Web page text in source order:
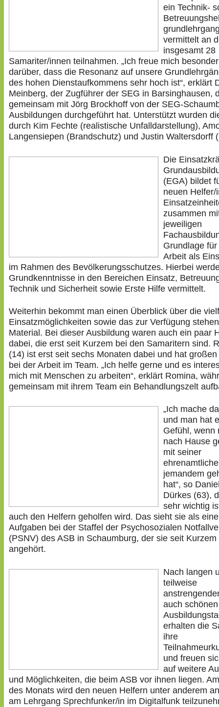
ein Technik-
vermittelt an
insgesamt 28
Samariter/innen teilnahmen. „Ich freue mich
darüber, dass die Resonanz auf unsere
des hohen Dienstaufkommens sehr hoch ist“, erklärt
Meinberg, der Zugführer der SEG in Barsinghausen,
gemeinsam mit Jörg Brockhoff von der SEG-
Ausbildungen durchgeführt hat. Unterstützt wurden
durch Kim Fechte (realistische Unfalldarstellung),
Langensiepen (Brandschutz) und Justin Waltersdorff
Die
(EGA) bildet
neuen Helfer/
zusammen
jeweiligen
Grundlage für
Arbeit als
im Rahmen des Bevölkerungsschutzes. Hierbei
Grundkenntnisse in den Bereichen Einsatz,
Technik und Sicherheit sowie Erste Hilfe vermittelt.
Weiterhin bekommt man einen Überblick über die
Einsatzmöglichkeiten sowie das zur Verfügung
Material. Bei dieser Ausbildung waren auch ein paar
dabei, die erst seit Kurzem bei den Samaritern sind.
(14) ist erst seit sechs Monaten dabei und hat
bei der Arbeit im Team. „Ich helfe gerne und es
mich mit Menschen zu arbeiten“, erklärt Romina,
gemeinsam mit ihrem Team ein Behandlungszelt
„Ich mache
und man hat
Gefühl, wenn
nach Hause
mit seiner
jemandem
hat“, so
Dürkes (63),
sehr wichtig
auch den Helfern geholfen wird. Das sieht sie als
Aufgaben bei der Staffel der Psychosozialen
(PSNV) des ASB in Schaumburg, der sie seit Kurzem
angehört.
Nach langen
teilweise
auch schönen
erhalten die
ihre
und freuen
auf weitere
und Möglichkeiten, die beim ASB vor ihnen liegen.
des Monats wird den neuen Helfern unter anderem
am Lehrgang Sprechfunker/in im Digitalfunk